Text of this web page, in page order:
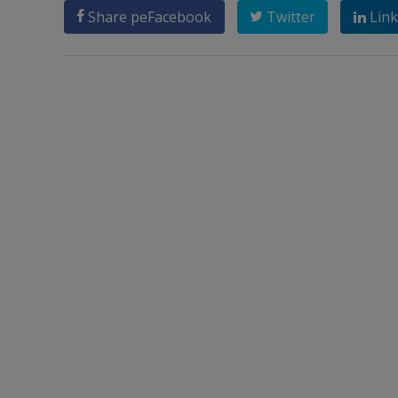
Share peFacebook Twitter